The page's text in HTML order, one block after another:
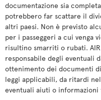
documentazione sia
potrebbero far scattare il
altri paesi. Non è previsto
per i passeggeri a cui venga
risultino smarriti o rubati. AIR
responsabile degli eventuali
ottenimento dei documenti
leggi applicabili, da ritardi
eventuali aiuti o